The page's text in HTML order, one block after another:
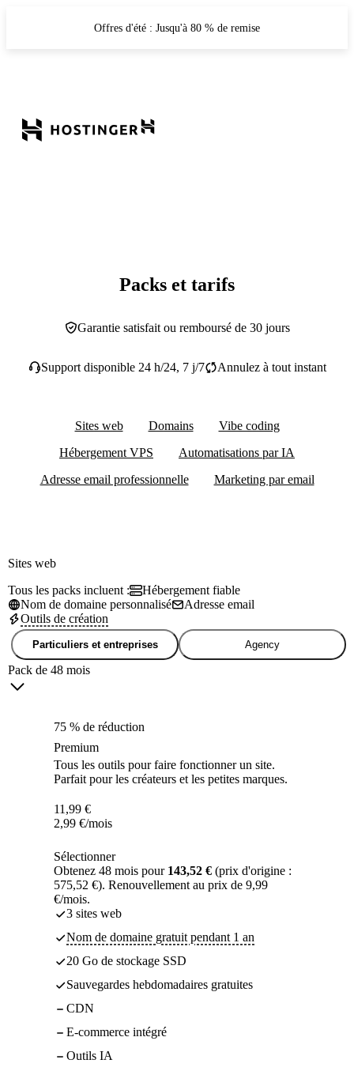
Offres d'été : Jusqu'à 80 % de remise
Packs et tarifs
Garantie satisfait ou remboursé de 30 jours
Support disponible 24 h/24, 7 j/7 Annulez à tout instant
Sites web Domains
Vibe coding
Hébergement VPS
Automatisations par IA
Adresse email professionnelle
Marketing par email
Sites web
Tous les packs incluent :
Hébergement fiable
Nom de domaine personnalisé
Adresse email
Outils de création
Particuliers et entreprises Agency
Pack de 48 mois
75 % de réduction
Premium
Tous les outils pour faire fonctionner un site.
Parfait pour les créateurs et les petites marques.
11,99 €
2,99 €/mois
Sélectionner
Obtenez 48 mois pour 143,52 € (prix d'origine :
575,52 €). Renouvellement au prix de 9,99
€/mois.
3 sites web
Nom de domaine gratuit pendant 1 an
20 Go de stockage SSD
Sauvegardes hebdomadaires gratuites
CDN
E-commerce intégré
Outils IA